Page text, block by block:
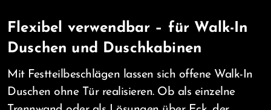
Flexibel verwendbar – für Walk-In
Duschen und Duschkabinen
Mit Festteilbeschlägen lassen sich offene Walk-In
Duschen ohne Tür realisieren. Ob als einzelne